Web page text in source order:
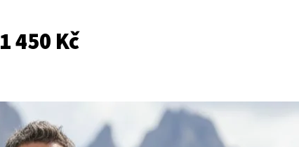
1 450 Kč